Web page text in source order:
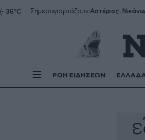
Σήμεραγιορτάζουν:Αστέριος,
ΡΟΗ ΕΙΔΗΣΕΩΝ